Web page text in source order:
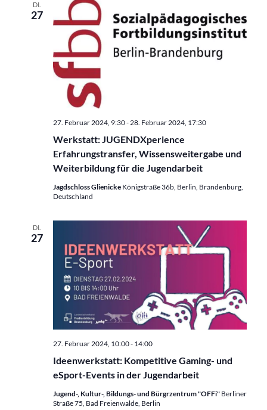
DI.
27
Werkstatt: JUGENDXperience
Erfahrungstransfer, Wissensweitergabe und
Weiterbildung für die Jugendarbeit
27. Februar 2024, 9:30-28. Februar 2024, 17:30
Jagdschloss Glienicke Königstraße 36b, Berlin, Brandenburg,
Deutschland
DI.
27
Ideenwerkstatt: Kompetitive Gaming- und
eSport-Events in der Jugendarbeit
27. Februar 2024, 10:00- 14:00
Jugend-, Kultur-, Bildungs- und Bürgrzentrum "OFFi" Berliner
Straße 75, Bad Freienwalde, Berlin